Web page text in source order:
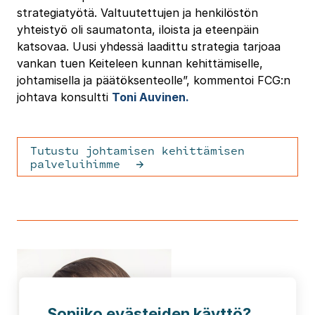
strategiatyötä. Valtuutettujen ja henkilöstön
yhteistyö oli saumatonta, iloista ja eteenpäin
katsovaa. Uusi yhdessä laadittu strategia tarjoaa
vankan tuen Keiteleen kunnan kehittämiselle,
johtamisella ja päätöksenteolle”, kommentoi FCG:n
johtava konsultti Toni Auvinen.
Tutustu johtamisen kehittämisen
palveluihimme